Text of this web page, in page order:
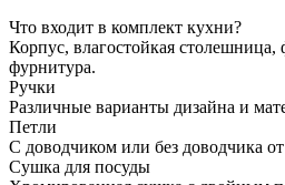
Что входит в комплект кухни?
Корпус, влагостойкая столешница,
фурнитура.
Ручки
Различные варианты дизайна и
Петли
С доводчиком или без доводчика
Сушка для посуды